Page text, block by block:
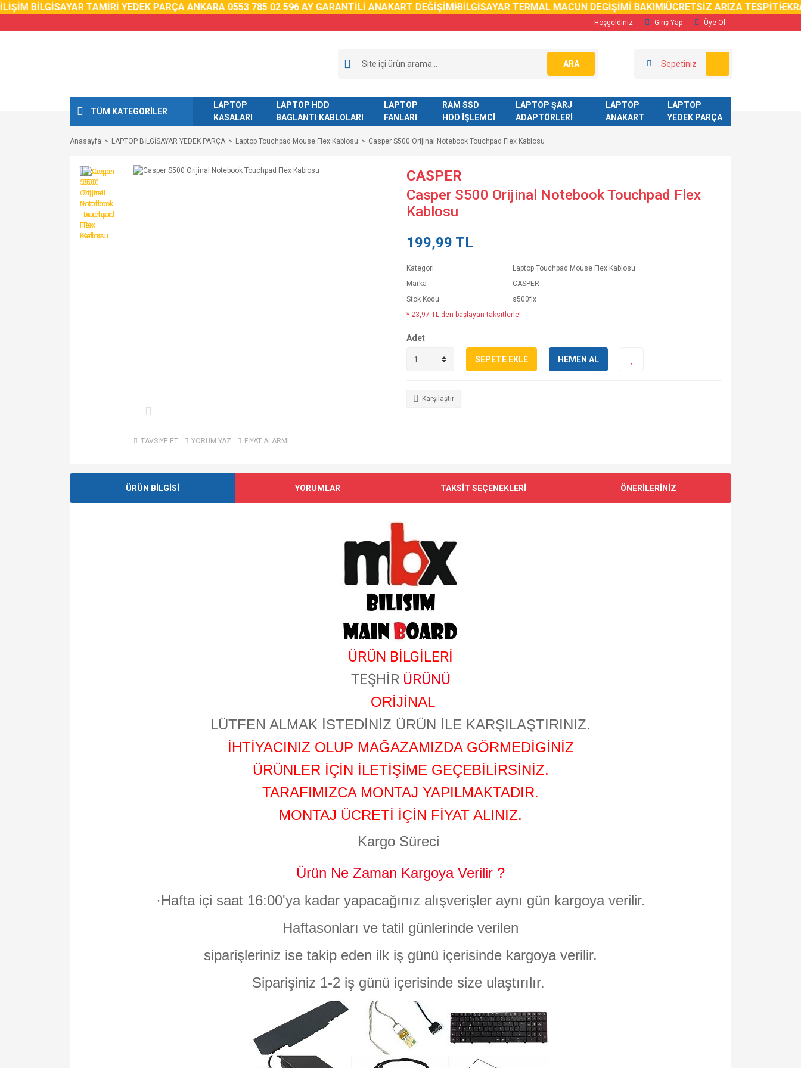
BİLGİSAYAR TAMİRİ YEDEK PARÇA ANKARA 0553 785 02 596 AY GARANTİLİ ANAKART DEĞİŞİMİBİLGİSAYAR TERMAL MACUN DEGİŞİMİ BAKIMIÜCRETSİZ ARIZA TESPİTİEKRAN
Hoşgeldiniz Giriş Yap Üye Ol
ARA Sepetiniz
TÜM KATEGORİLER
LAPTOP
KASALARI
LAPTOP HDD
BAGLANTI KABLOLARI
LAPTOP
FANLARI
RAM SSD
HDD İŞLEMCİ
LAPTOP ŞARJ
ADAPTÖRLERİ
LAPTOP
ANAKART
LAPTOP
YEDEK PARÇA
Anasayfa LAPTOP BİLGİSAYAR YEDEK PARÇA Laptop Touchpad Mouse Flex Kablosu Casper S500 Orijinal Notebook Touchpad Flex Kablosu
TAVSİYE ET YORUM YAZ FİYAT ALARMI
CASPER
Casper S500 Orijinal Notebook Touchpad Flex
Kablosu
199,99 TL
Kategori
Laptop Touchpad Mouse Flex Kablosu
Marka
CASPER
Stok Kodu
s500flx
* 23,97 TL den başlayan taksitlerle!
Adet
SEPETE EKLE HEMEN AL
Karşılaştır
ÜRÜN BİLGİSİ YORUMLAR TAKSİT SEÇENEKLERİ ÖNERİLERİNİZ
ÜRÜN BİLGİLERİ
TEŞHİR ÜRÜNÜ
ORİJİNAL
LÜTFEN ALMAK İSTEDİNİZ ÜRÜN İLE KARŞILAŞTIRINIZ.
İHTİYACINIZ OLUP MAĞAZAMIZDA GÖRMEDİGİNİZ
ÜRÜNLER İÇİN İLETİŞİME GEÇEBİLİRSİNİZ.
TARAFIMIZCA MONTAJ YAPILMAKTADIR.
MONTAJ ÜCRETİ İÇİN FİYAT ALINIZ.
Kargo Süreci
Ürün Ne Zaman Kargoya Verilir ?
·Hafta içi saat 16:00'ya kadar yapacağınız alışverişler aynı gün kargoya verilir.
Haftasonları ve tatil günlerinde verilen
siparişleriniz ise takip eden ilk iş günü içerisinde kargoya verilir.
Siparişiniz 1-2 iş günü içerisinde size ulaştırılır.